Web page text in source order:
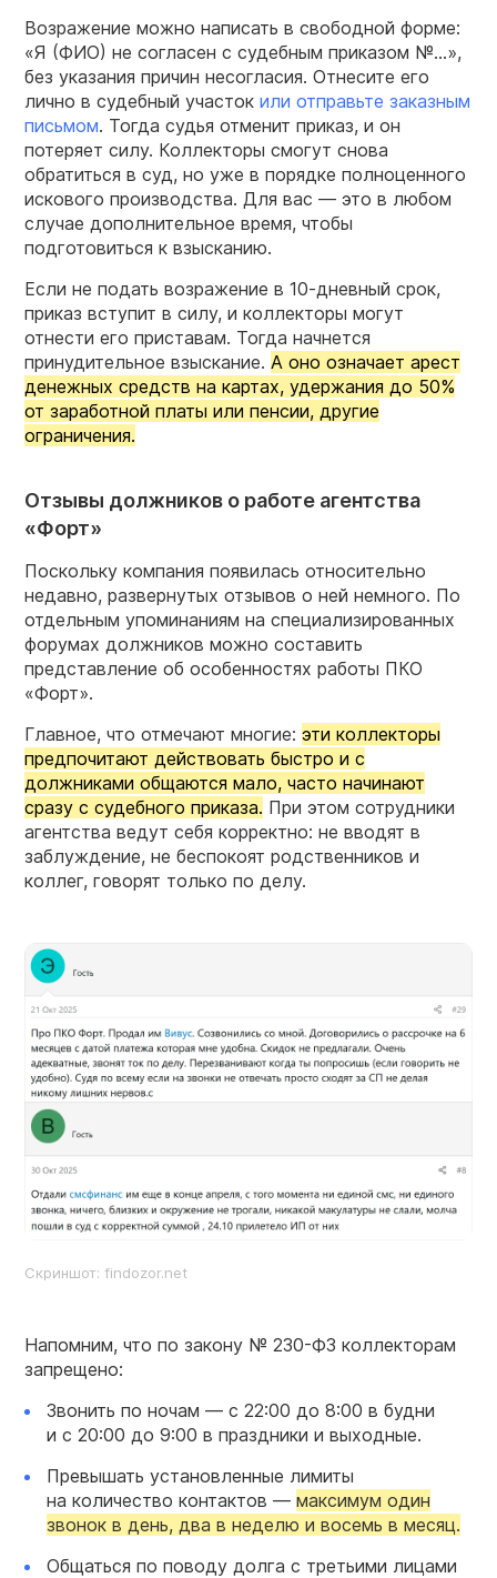
Возражение можно написать в свободной форме:
«Я (ФИО) не согласен с судебным приказом №…»,
без указания причин несогласия. Отнесите его
лично в судебный участок или отправьте заказным
письмом. Тогда судья отменит приказ, и он
потеряет силу. Коллекторы смогут снова
обратиться в суд, но уже в порядке полноценного
искового производства. Для вас — это в любом
случае дополнительное время, чтобы
подготовиться к взысканию.
Если не подать возражение в 10-дневный срок,
приказ вступит в силу, и коллекторы могут
отнести его приставам. Тогда начнется
принудительное взыскание. А оно означает арест
денежных средств на картах, удержания до 50%
от заработной платы или пенсии, другие
ограничения.
Отзывы должников о работе агентства
«Форт»
Поскольку компания появилась относительно
недавно, развернутых отзывов о ней немного. По
отдельным упоминаниям на специализированных
форумах должников можно составить
представление об особенностях работы ПКО
«Форт».
Главное, что отмечают многие: эти коллекторы
предпочитают действовать быстро и с
должниками общаются мало, часто начинают
сразу с судебного приказа. При этом сотрудники
агентства ведут себя корректно: не вводят в
заблуждение, не беспокоят родственников и
коллег, говорят только по делу.
Скриншот: findozor.net
Напомним, что по закону № 230-ФЗ коллекторам
запрещено:
Звонить по ночам — с 22:00 до 8:00 в будни
и с 20:00 до 9:00 в праздники и выходные.
Превышать установленные лимиты
на количество контактов — максимум один
звонок в день, два в неделю и восемь в месяц.
Общаться по поводу долга с третьими лицами